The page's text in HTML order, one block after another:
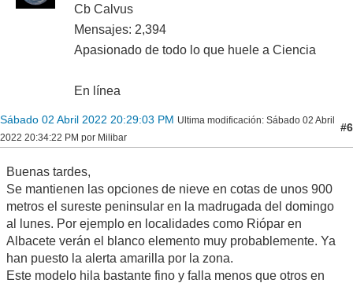
Cb Calvus
Mensajes: 2,394
Apasionado de todo lo que huele a Ciencia
En línea
Sábado 02 Abril 2022 20:29:03 PM Ultima modificación: Sábado 02 Abril
2022 20:34:22 PM por Milibar
#6
Buenas tardes,
Se mantienen las opciones de nieve en cotas de unos 900
metros el sureste peninsular en la madrugada del domingo
al lunes. Por ejemplo en localidades como Riópar en
Albacete verán el blanco elemento muy probablemente. Ya
han puesto la alerta amarilla por la zona.
Este modelo hila bastante fino y falla menos que otros en